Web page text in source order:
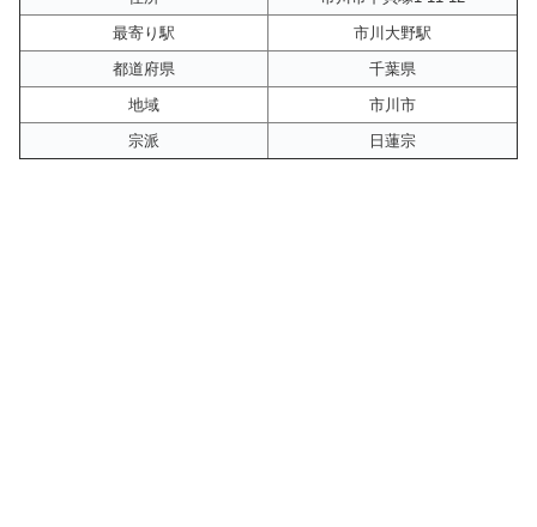
最寄り駅
市川大野駅
都道府県
千葉県
地域
市川市
宗派
日蓮宗